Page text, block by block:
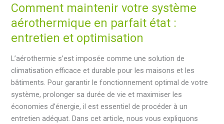
avenir
durable
Comment maintenir votre système
aérothermique en parfait état :
entretien et optimisation
L’aérothermie s’est imposée comme une solution de
climatisation efficace et durable pour les maisons et les
bâtiments. Pour garantir le fonctionnement optimal de votre
système, prolonger sa durée de vie et maximiser les
économies d’énergie, il est essentiel de procéder à un
entretien adéquat. Dans cet article, nous vous expliquons